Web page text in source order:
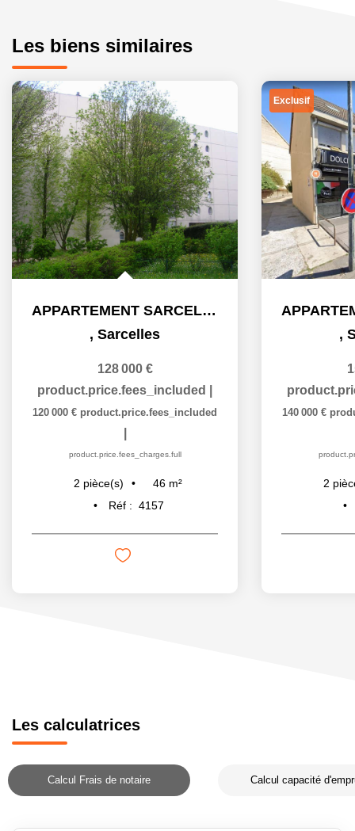
Les biens similaires
APPARTEMENT SARCELLES - 2 pièce(s) - 45.51 m2
, Sarcelles
128 000 €
product.price.fees_included
120 000 € product.price.fees_included
product.price.fees_charges.full
2 pièce(s) 46 m²
Réf : 4157
Exclusif
,
140 000 €
2
Les calculatrices
Calcul Frais de notaire Calcul capacité